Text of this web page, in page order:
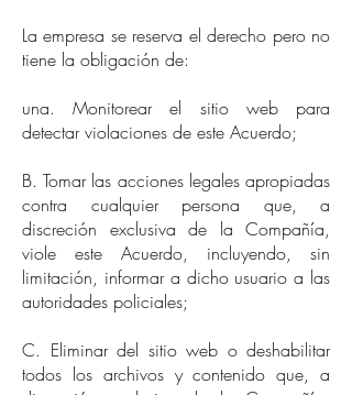
La empresa se reserva el derecho pero no
tiene la obligación de:
una. Monitorear el sitio web para
detectar violaciones de este Acuerdo;
B. Tomar las acciones legales apropiadas
contra cualquier persona que, a
discreción exclusiva de la Compañía,
viole este Acuerdo, incluyendo, sin
limitación, informar a dicho usuario a las
autoridades policiales;
C. Eliminar del sitio web o deshabilitar
todos los archivos y contenido que, a